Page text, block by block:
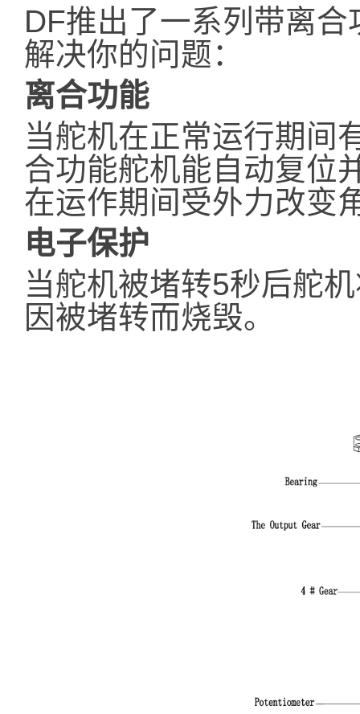
DF推出了一系列带离
解决你的问题：
离合功能
当舵机在正常运行期间
合功能舵机能自动复位
在运作期间受外力改变
电子保护
当舵机被堵转5秒后舵
因被堵转而烧毁。